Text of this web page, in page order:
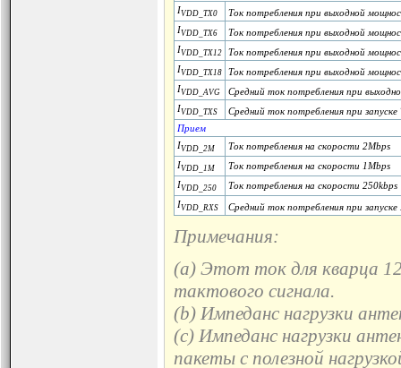
IVDD_TX0
Ток потребления при выходной
IVDD_TX6
Ток потребления при выходной
IVDD_TX12
Ток потребления при выходной
IVDD_TX18
Ток потребления при выходной
IVDD_AVG
Средний ток потребления при
IVDD_TXS
Средний ток потребления при запуске
Прием
IVDD_2M
Ток потребления на скорости 2Mbps
IVDD_1M
Ток потребления на скорости 1Mbps
IVDD_250
Ток потребления на скорости 250kbps
IVDD_RXS Средний ток потребления при запуске
Примечания:
(a) Этот ток для кварца
тактового сигнала.
(b) Импеданс нагрузки
(c) Импеданс нагрузки
пакеты с полезной